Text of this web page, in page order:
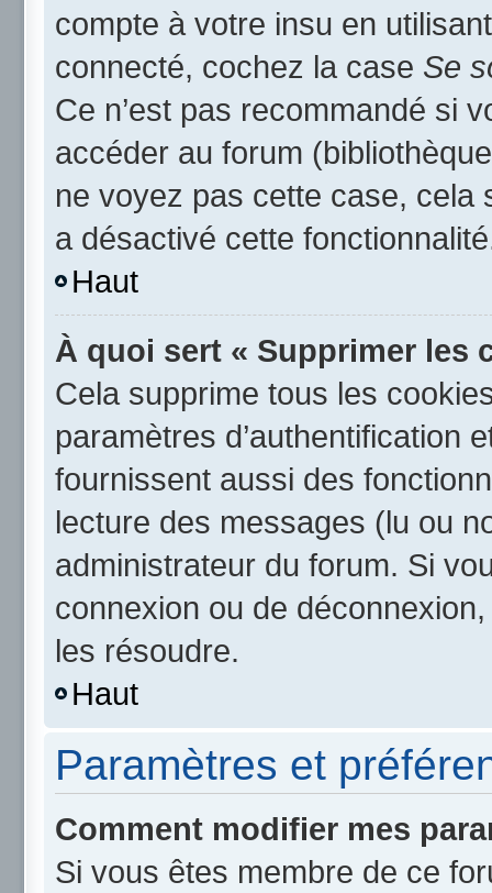
compte à votre insu en
connecté, cochez la case Se
Ce n’est pas recommandé si
accéder au forum
ne voyez pas cette case, cela
a désactivé cette
Haut
À quoi sert « Supprimer les
Cela supprime tous les
paramètres d’authentification
fournissent aussi des
lecture des messages (lu ou
administrateur du forum. Si
connexion ou de
les résoudre.
Haut
Paramètres et
Comment modifier mes
Si vous êtes membre de ce